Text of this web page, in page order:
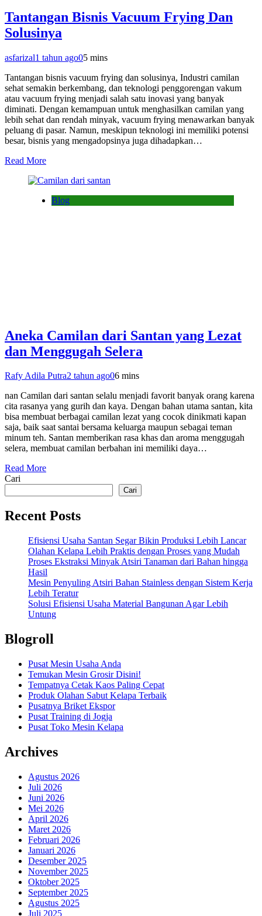
Tantangan Bisnis Vacuum Frying Dan
Solusinya
asfarizal1 tahun ago05 mins
Tantangan bisnis vacuum frying dan solusinya, Industri camilan
sehat semakin berkembang, dan teknologi penggorengan vakum
atau vacuum frying menjadi salah satu inovasi yang banyak
diminati. Dengan kemampuan untuk menghasilkan camilan yang
lebih sehat dan rendah minyak, vacuum frying menawarkan banyak
peluang di pasar. Namun, meskipun teknologi ini memiliki potensi
besar, bisnis yang mengadopsinya juga dihadapkan…
Read More
Blog
Aneka Camilan dari Santan yang Lezat
dan Menggugah Selera
Rafy Adila Putra2 tahun ago06 mins
nan Camilan dari santan selalu menjadi favorit banyak orang karena
cita rasanya yang gurih dan kaya. Dengan bahan utama santan, kita
bisa membuat berbagai camilan lezat yang cocok dinikmati kapan
saja, baik saat santai bersama keluarga maupun sebagai teman
minum teh. Santan memberikan rasa khas dan aroma menggugah
selera, membuat camilan berbahan ini memiliki daya…
Read More
Cari
Cari
Recent Posts
Efisiensi Usaha Santan Segar Bikin Produksi Lebih Lancar
Olahan Kelapa Lebih Praktis dengan Proses yang Mudah
Proses Ekstraksi Minyak Atsiri Tanaman dari Bahan hingga
Hasil
Mesin Penyuling Atsiri Bahan Stainless dengan Sistem Kerja
Lebih Teratur
Solusi Efisiensi Usaha Material Bangunan Agar Lebih
Untung
Blogroll
Pusat Mesin Usaha Anda
Temukan Mesin Grosir Disini!
Tempatnya Cetak Kaos Paling Cepat
Produk Olahan Sabut Kelapa Terbaik
Pusatnya Briket Ekspor
Pusat Training di Jogja
Pusat Toko Mesin Kelapa
Archives
Agustus 2026
Juli 2026
Juni 2026
Mei 2026
April 2026
Maret 2026
Februari 2026
Januari 2026
Desember 2025
November 2025
Oktober 2025
September 2025
Agustus 2025
Juli 2025